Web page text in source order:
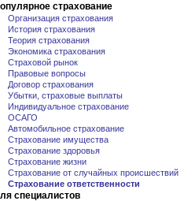
страхование
Организация страхования
История страхования
Теория страхования
Экономика страхования
Страховой рынок
Правовые вопросы
Договор страхования
Убытки, страховые выплаты
Индивидуальное страхование
ОСАГО
Автомобильное страхование
Страхование имущества
Страхование здоровья
Страхование жизни
Страхование от случайных происшествий
Страхование ответственности
специалистов